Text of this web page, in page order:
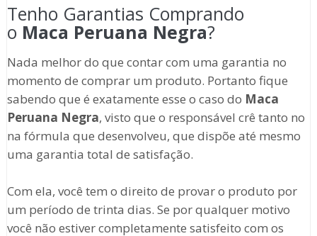
Tenho Garantias Comprando
o Maca Peruana Negra?
Nada melhor do que contar com uma garantia no
momento de comprar um produto. Portanto fique
sabendo que é exatamente esse o caso do Maca
Peruana Negra, visto que o responsável crê tanto no
na fórmula que desenvolveu, que dispõe até mesmo
uma garantia total de satisfação.
Com ela, você tem o direito de provar o produto por
um período de trinta dias. Se por qualquer motivo
você não estiver completamente satisfeito com os